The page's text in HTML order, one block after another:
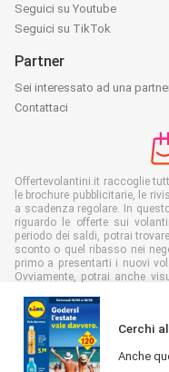
Cerchi
Anche
Seguici su Youtube
Seguici su TikTok
Partner
Sei interessato ad una
Contattaci
Offertevolantini.it raccoglie
le brochure pubblicitarie, le
a scadenza regolare. In
riguardo le offerte sui
periodo dei saldi, potrai
sconto o quel ribasso nei
primo a presentarti i nuovi
Ovviamente, potrai anche
denaro. In più, leggendo
spreco di carta, aiutando